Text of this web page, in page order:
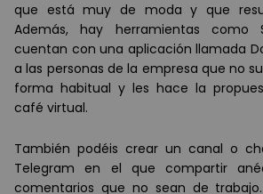
que estámuy de moda y que
Además, hay herramientas como
cuentan con una aplicación llamada
a las personas de la empresa que no
forma habitual y les hace la
café virtual.
También podéis crear un canal o
Telegram en el que compartir
comentarios que no sean de